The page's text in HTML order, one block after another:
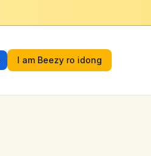
I am Beezy ro idong